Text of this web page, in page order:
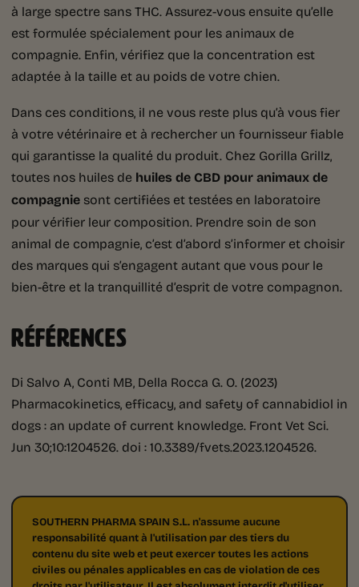
à large spectre sans THC. Assurez-vous ensuite qu’elle
est formulée spécialement pour les animaux de
compagnie. Enfin, vérifiez que la concentration est
adaptée à la taille et au poids de votre chien.
Dans ces conditions, il ne vous reste plus qu’à vous fier
à votre vétérinaire et à rechercher un fournisseur fiable
qui garantisse la qualité du produit. Chez Gorilla Grillz,
toutes nos huiles de huiles de CBD pour animaux de
compagnie sont certifiées et testées en laboratoire
pour vérifier leur composition. Prendre soin de son
animal de compagnie, c’est d’abord s’informer et choisir
des marques qui s’engagent autant que vous pour le
bien-être et la tranquillité d’esprit de votre compagnon.
RÉFÉRENCES
Di Salvo A, Conti MB, Della Rocca G. O. (2023)
Pharmacokinetics, efficacy, and safety of cannabidiol in
dogs : an update of current knowledge. Front Vet Sci.
Jun 30;10:1204526. doi : 10.3389/fvets.2023.1204526.
SOUTHERN PHARMA SPAIN S.L. n'assume aucune
responsabilité quant à l'utilisation par des tiers du
contenu du site web et peut exercer toutes les actions
civiles ou pénales applicables en cas de violation de ces